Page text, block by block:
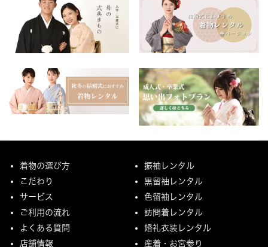
着物の選び方
こだわり
サービス
ご利用の流れ
よくある質問
店舗情報
振袖レンタル
黒留袖レンタル
色留袖レンタル
訪問着レンタル
婚礼衣装レンタル
産着・お宮参り